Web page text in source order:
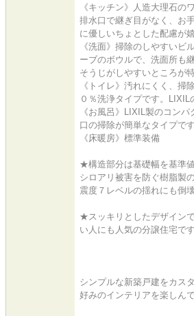
《キッチン》人造大理石の
排水口で継ぎ目がなく、お
に優しいちょとした配慮が
《洗面》掃除のしやすいビ
ーブのボウルで、洗面所も
そうじがしやすいところが特
《トイレ》汚れにくく、掃
０％洗浄タイプです。LIXIL
《お風呂》LIXIL製のコン
口の掃除が簡単なタイプです
《床暖房》標準装備
★構造部分は基礎幅を基準
シロアリ被害を防ぐ樹脂製
震度７レベルの揺れにも倒
★スッキリとしたデザイン
い人にも人気の分譲住宅です
シンプルな新築戸建をカス
好みのインテリアを楽しん